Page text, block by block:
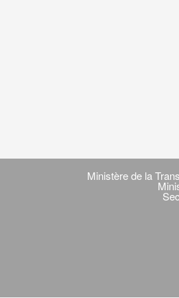
Navigation
transverseMinistère de la